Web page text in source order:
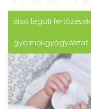
alsó légúti fertőzések
gyermekgyógyászat